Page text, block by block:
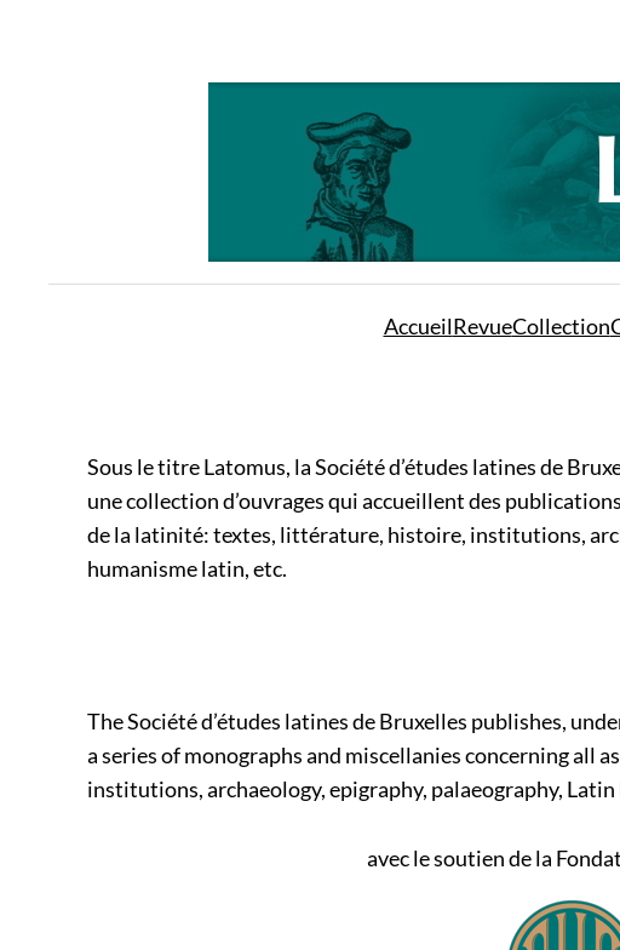
AccueilRevueCollection
Sous le titre Latomus, la Société d’études latines de
une collection d’ouvrages qui accueillent des
de la latinité: textes, littérature, histoire, institutions,
humanisme latin, etc.
The Société d’études latines de Bruxelles publishes,
a series of monographs and miscellanies concerning all
institutions, archaeology, epigraphy, palaeography,
avec le soutien de la